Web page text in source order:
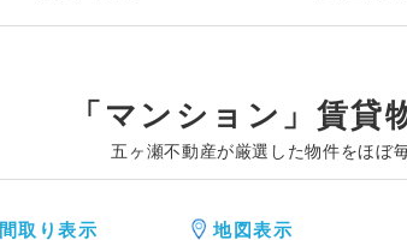
「マンション」賃貸
五ヶ瀬不動産が厳選した物件をほぼ
間取り表示 地図表示